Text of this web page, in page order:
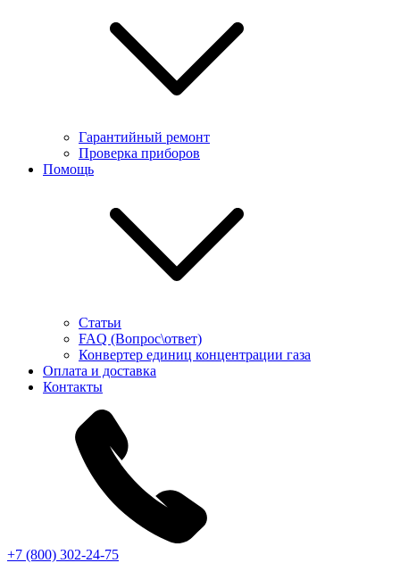
Гарантийный ремонт
Проверка приборов
Помощь
Статьи
FAQ (Вопрос\ответ)
Конвертер единиц концентрации газа
Оплата и доставка
Контакты
+7 (800) 302-24-75